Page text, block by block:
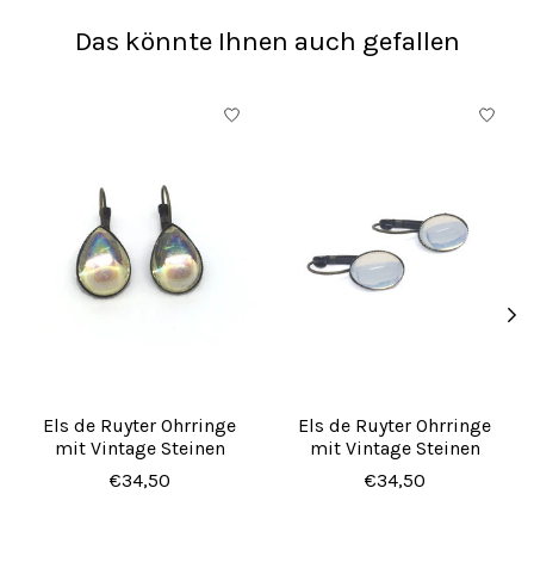
Das könnte Ihnen auch gefallen
Produkt-Karussell-Artikel
Els de Ruyter Ohrringe
mit Vintage Steinen
€34,50
Els de Ruyter Ohrringe
mit Vintage Steinen
€34,50